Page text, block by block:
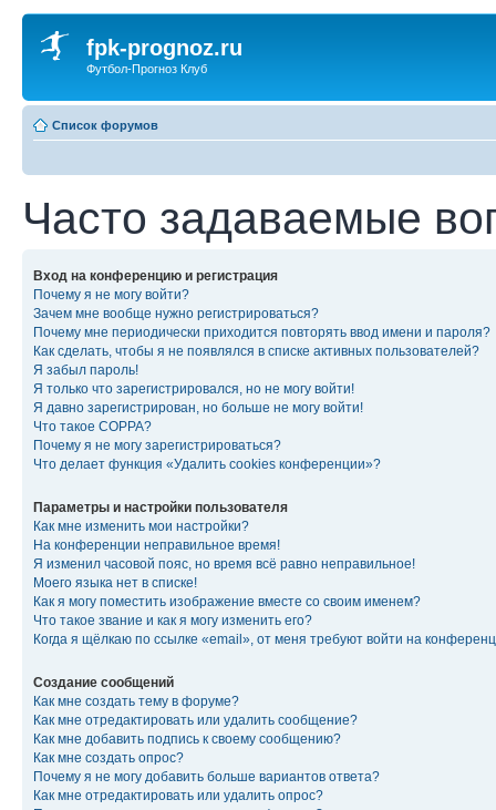
fpk-prognoz.ru
Футбол-Прогноз Клуб
Список форумов
Часто задаваемые
Вход на конференцию и регистрация
Почему я не могу войти?
Зачем мне вообще нужно регистрироваться?
Почему мне периодически приходится повторять ввод имени и пароля?
Как сделать, чтобы я не появлялся в списке активных пользователей?
Я забыл пароль!
Я только что зарегистрировался, но не могу войти!
Я давно зарегистрирован, но больше не могу войти!
Что такое COPPA?
Почему я не могу зарегистрироваться?
Что делает функция «Удалить cookies конференции»?
Параметры и настройки пользователя
Как мне изменить мои настройки?
На конференции неправильное время!
Я изменил часовой пояс, но время всё равно неправильное!
Моего языка нет в списке!
Как я могу поместить изображение вместе со своим именем?
Что такое звание и как я могу изменить его?
Когда я щёлкаю по ссылке «email», от меня требуют войти на
Создание сообщений
Как мне создать тему в форуме?
Как мне отредактировать или удалить сообщение?
Как мне добавить подпись к своему сообщению?
Как мне создать опрос?
Почему я не могу добавить больше вариантов ответа?
Как мне отредактировать или удалить опрос?